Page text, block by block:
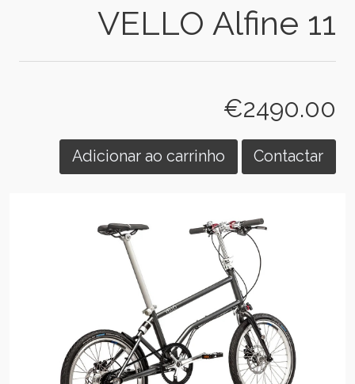
VELLO Alfine 11
€2490.00
Adicionar ao carrinho Contactar